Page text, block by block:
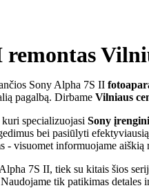
remontas
Sony Alpha 7S II
pagalbą. Dirbame Vilniaus
specializuojasi Sony
bei pasiūlyti
- visuomet informuojame aiškią
7S II, tiek su kitais šios
tik patikimas